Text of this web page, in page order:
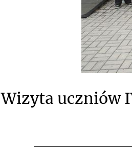
Wizyta uczniów